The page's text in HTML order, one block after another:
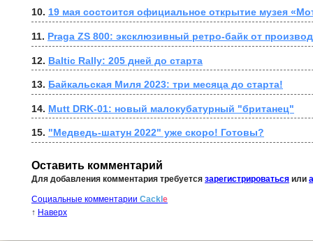
10. 19 мая состоится официальное открытие музея
11. Praga ZS 800: эксклюзивный ретро-байк от
12. Baltic Rally: 205 дней до старта
13. Байкальская Миля 2023: три месяца до старта!
14. Mutt DRK-01: новый малокубатурный "британец"
15. "Медведь-шатун 2022" уже скоро! Готовы?
Оставить комментарий
Для добавления комментария требуется зарегистрироваться или
Социальные комментарии Cackl e
↑ Наверх